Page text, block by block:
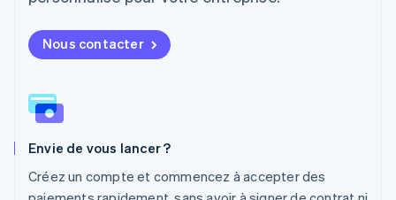
Nous contacter
Envie de vous lancer ?
Créez un compte et commencez à accepter des
Mexique
EspañolEnglish
Norvège
Nouvelle-Zélande
English
NederlandsEnglish